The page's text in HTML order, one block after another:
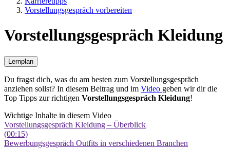
Vorstellungsgespräch vorbereiten
Vorstellungsgespräch Kleidung
Lernplan
Du fragst dich, was du am besten zum Vorstellungsgespräch
anziehen sollst? In diesem Beitrag und im Video geben wir dir die
Top Tipps zur richtigen Vorstellungsgespräch Kleidung!
Wichtige Inhalte in diesem Video
Vorstellungsgespräch Kleidung – Überblick
(00:15)
Bewerbungsgespräch Outfits in verschiedenen Branchen